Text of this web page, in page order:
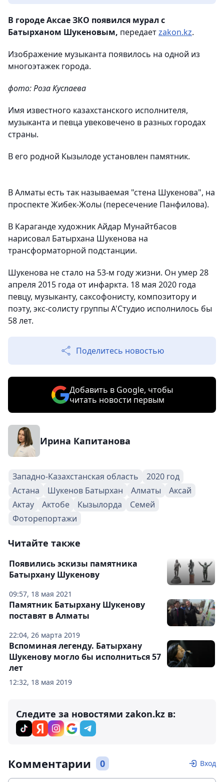
В городе Аксае ЗКО появился мурал с
Батырханом Шукеновым, передаетzakon.kz.
Изображение музыканта появилось на одной из
многоэтажек города.
фото: Роза Куспаева
Имя известного казахстанского исполнителя,
музыканта и певца увековечено в разных городах
страны.
В его родной Кызылоде установлен памятник.
В Алматы есть так называемая "стена Шукенова", на
проспекте Жибек-Жолы (пересечение Панфилова).
В Караганде художник Айдар Мунайтбасов
нарисовал Батырхана Шукенова на
трансформаторной подстанции.
Шукенова не стало на 53-м году жизни. Он умер 28
апреля 2015 года от инфаркта. 18 мая 2020 года
певцу, музыканту, саксофонисту, композитору и
поэту, экс-солисту группы А'Студио исполнилось бы
58 лет.
Поделитесь новостью
Добавить в Google, чтобы
читать новости первым
Ирина Капитанова
Западно-Казахстанская область
2020 год
Астана
Шукенов Батырхан Алматы
Аксай
Актау
Актобе Кызылорда
Семей
Фоторепортажи
Читайте также
09:57, 18 мая 2021
Появились эскизы памятника
Батырхану Шукенову
22:04, 26 марта 2019
Памятник Батырхану Шукенову
поставят в Алматы
12:32, 18 мая 2019
Вспоминая легенду. Батырхану
Шукенову могло бы исполниться 57
лет
Следите за новостями zakon.kz в:
Комментарии 0 Вход